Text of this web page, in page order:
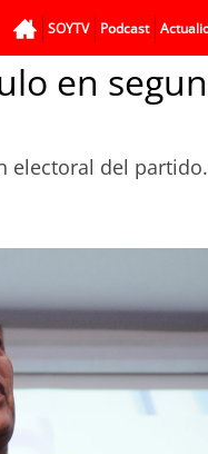
SOYTV Podcast
en
electoral del partido.